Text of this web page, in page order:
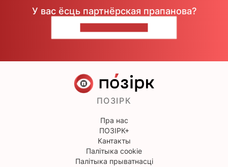
У вас ёсць партнёрская прапанова?
ПОЗІРК
Пра нас
ПОЗІРК+
Кантакты
Палітыка cookie
Палітыка прыватнасці